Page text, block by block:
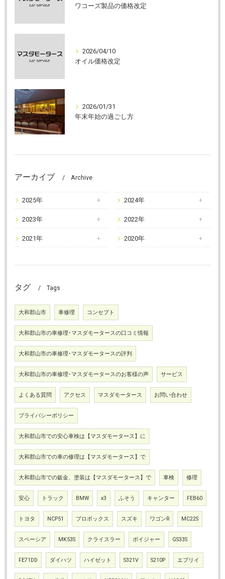
ワコーズ製品の価格改定
2026/04/10
オイル価格改定
2026/01/31
年末年始の過ごし方
アーカイブ Archive
2025年 2024年
2023年 2022年
2021年 2020年
タグ Tags
大和郡山市 車修理 コンセプト
大和郡山市の車修理･マスダモータースの口コミ情報
大和郡山市の車修理･マスダモータースの評判
大和郡山市の車修理･マスダモータースのお客様の声 サービス
よくある質問 アクセス マスダモータース お問い合わせ
プライバシーポリシー
大和郡山市での安心車検は【マスダモータース】に
大和郡山市での車の修理は【マスダモータース】で
大和郡山市での鈑金、塗装は【マスダモータース】で 車検 修理
安心 トラック BMW x3 ふそう キャンター FEB60
トヨタ NCP51 プロボックス スズキ ワゴンR MC22S
スペーシア MK53S クライスラー ボイジャー GS33S
FE71DD ダイハツ ハイゼット S321V S210P エブリイ